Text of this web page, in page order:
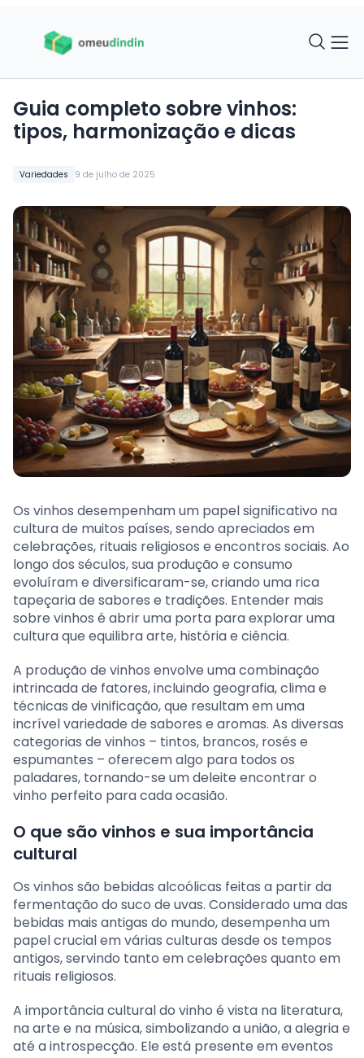
Variedades 9 de julho de 2025
Guia completo sobre vinhos:
tipos, harmonização e dicas
Os vinhos desempenham um papel significativo na
cultura de muitos países, sendo apreciados em
celebrações, rituais religiosos e encontros sociais. Ao
longo dos séculos, sua produção e consumo
evoluíram e diversificaram-se, criando uma rica
tapeçaria de sabores e tradições. Entender mais
sobre vinhos é abrir uma porta para explorar uma
cultura que equilibra arte, história e ciência.
A produção de vinhos envolve uma combinação
intrincada de fatores, incluindo geografia, clima e
técnicas de vinificação, que resultam em uma
incrível variedade de sabores e aromas. As diversas
categorias de vinhos – tintos, brancos, rosés e
espumantes – oferecem algo para todos os
paladares, tornando-se um deleite encontrar o
vinho perfeito para cada ocasião.
O que são vinhos e sua importância
cultural
Os vinhos são bebidas alcoólicas feitas a partir da
fermentação do suco de uvas. Considerado uma das
bebidas mais antigas do mundo, desempenha um
papel crucial em várias culturas desde os tempos
antigos, servindo tanto em celebrações quanto em
rituais religiosos.
A importância cultural do vinho é vista na literatura,
na arte e na música, simbolizando a união, a alegria e
até a introspecção. Ele está presente em eventos